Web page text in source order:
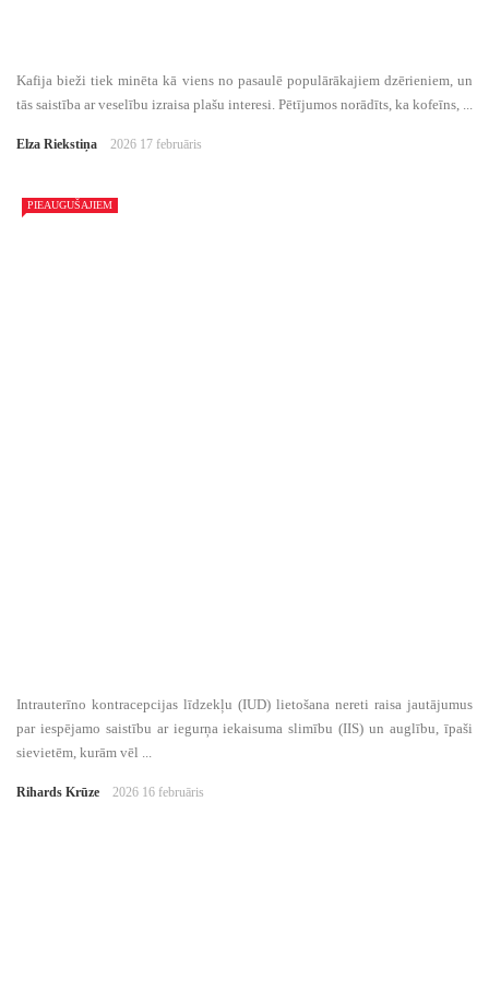
Kafija bieži tiek minēta kā viens no pasaulē populārākajiem dzērieniem, un
tās saistība ar veselību izraisa plašu interesi. Pētījumos norādīts, ka kofeīns, ...
Elza Riekstiņa 2026 17 februāris
PIEAUGUŠAJIEM
Intrauterīno kontracepcijas līdzekļu (IUD) lietošana nereti raisa jautājumus
par iespējamo saistību ar iegurņa iekaisuma slimību (IIS) un auglību, īpaši
sievietēm, kurām vēl ...
Rihards Krūze 2026 16 februāris